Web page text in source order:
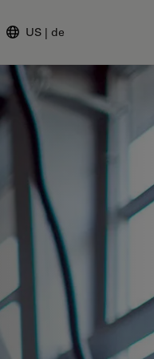
US | de